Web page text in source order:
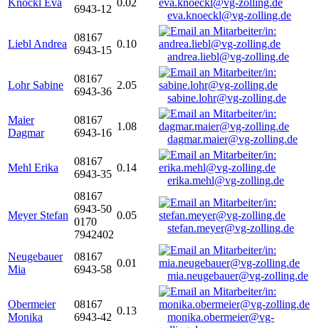
Knöckl Eva
6943-12
0.02
eva.knoeckl@vg-zolling.de
Liebl Andrea
08167
6943-15
0.10
andrea.liebl@vg-zolling.de
Lohr Sabine
08167
6943-36
2.05
sabine.lohr@vg-zolling.de
Maier
Dagmar
08167
6943-16
1.08
dagmar.maier@vg-zolling.de
Mehl Erika
08167
6943-35
0.14
erika.mehl@vg-zolling.de
Meyer Stefan
08167
6943-50
0170
7942402
0.05
stefan.meyer@vg-zolling.de
Neugebauer
Mia
08167
6943-58
0.01
mia.neugebauer@vg-zolling.de
Obermeier
Monika
08167
6943-42
0.13
monika.obermeier@vg-